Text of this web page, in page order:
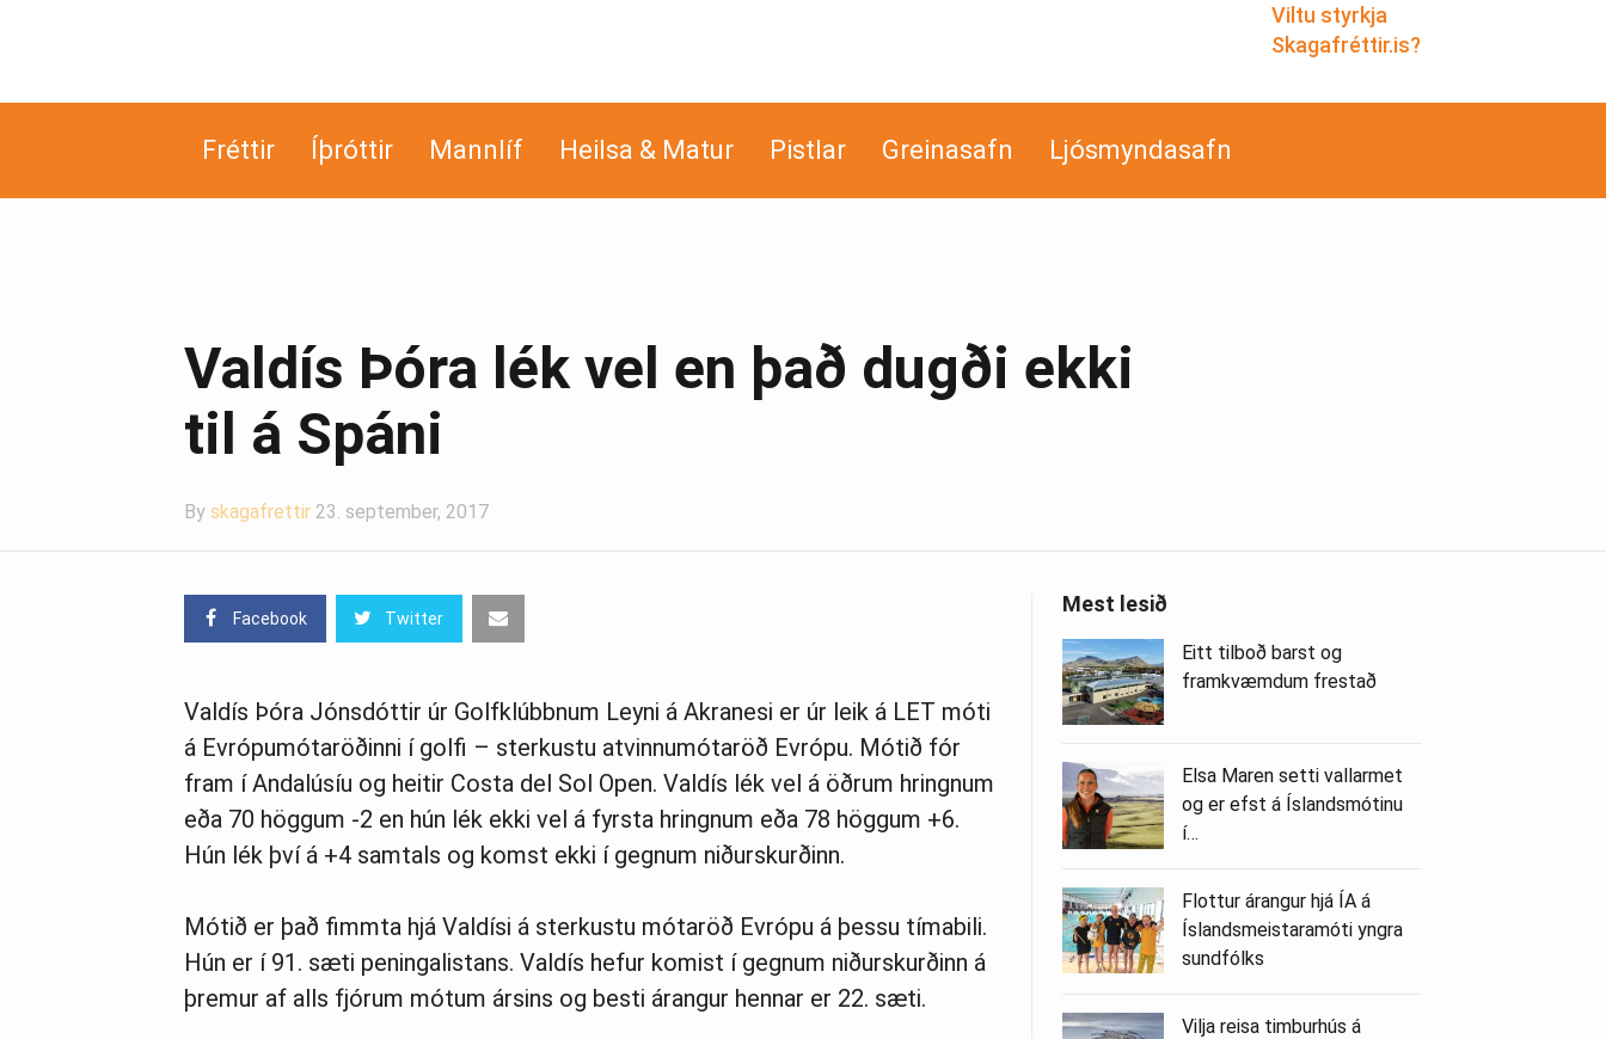
Viltu styrkja
Skagafréttir.is?
Fréttir Íþróttir Mannlíf Heilsa & Matur Pistlar Greinasafn Ljósmyndasafn
Valdís Þóra lék vel en það dugði ekki
til á Spáni
By skagafrettir 23. september, 2017
Facebook Twitter
Valdís Þóra Jónsdóttir úr Golfklúbbnum Leyni á Akranesi er úr leik á LET móti
á Evrópumótaröðinni í golfi – sterkustu atvinnumótaröð Evrópu. Mótið fór
fram í Andalúsíu og heitir Costa del Sol Open. Valdís lék vel á öðrum hringnum
eða 70 höggum -2 en hún lék ekki vel á fyrsta hringnum eða 78 höggum +6.
Hún lék því á +4 samtals og komst ekki í gegnum niðurskurðinn.
Mótið er það fimmta hjá Valdísi á sterkustu mótaröð Evrópu á þessu tímabili.
Hún er í 91. sæti peningalistans. Valdís hefur komist í gegnum niðurskurðinn á
þremur af alls fjórum mótum ársins og besti árangur hennar er 22. sæti.
Mest lesið
Eitt tilboð barst og
framkvæmdum frestað
Elsa Maren setti vallarmet
og er efst á Íslandsmótinu
í…
Flottur árangur hjá ÍA á
Íslandsmeistaramóti yngra
sundfólks
Vilja reisa timburhús á